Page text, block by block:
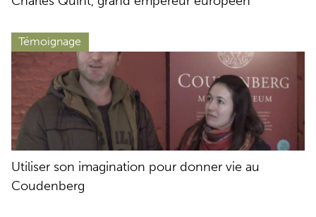
Témoignage
Utiliser son imagination pour donner vie au
Coudenberg